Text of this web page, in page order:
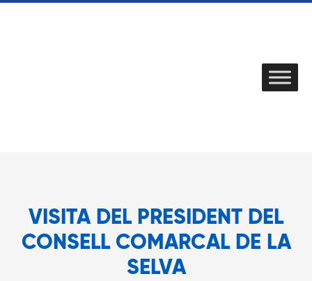
VISITA DEL PRESIDENT DEL
CONSELL COMARCAL DE LA
SELVA